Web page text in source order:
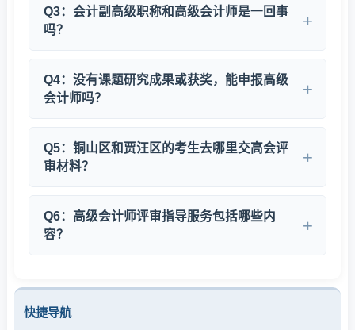
材料经市财政局汇总后统一报送江苏省财政厅。具体地
址和联系电话可通过徐州市财政局官网查询，或拨打咨
表会计相关论文2篇以上，建议为第一作者或独著。期
刊需具有CN或ISSN刊号，会计类核心期刊如《财务与
提供期刊选择建议和论文结构指导服务。
Q3：会计副高级职称和高级会计师是一回事
吗？
术资格体系中的高级等级。副高级之上还设有正高级会
计师（正高级职称）。通常所说的高会评审即指副高级
Q4：没有课题研究成果或获奖，能申报高级
会计师吗？
绩成果。如果没有课题，可用主持财务制度建设、重大
审计项目、成本管控案例等实务业绩替代。关键在于通
Q5：铜山区和贾汪区的考生去哪里交高会评
审材料？
新区府中东路），贾汪区考生报送至贾汪区财政局会计
科（贾汪泉城新区府佐路）。建议提前电话确认受理时
Q6：高级会计师评审指导服务包括哪些内
容？
务。通过全程协助，帮助您提升申报材料的规范性和竞
争力。团体报名可享八折优惠，详情请电话咨询：
快捷导航